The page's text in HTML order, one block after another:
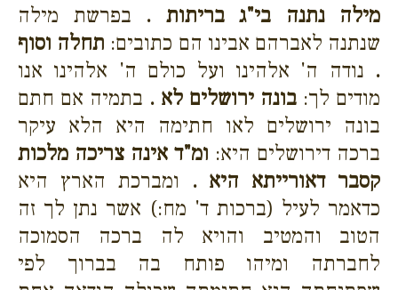
מילה נתנה בי"ג בריתות . בפרשת מילה
שנתנה לאברהם אבינו הם כתובים: תחלה וסוף
. נודה ה' אלהינו ועל כולם ה' אלהינו אנו
מודים לך: בונה ירושלים לא . בתמיה אם חתם
בונה ירושלים לאו חתימה היא הלא עיקר
ברכה דירושלים היא: ומ"ד אינה צריכה מלכות
קסבר דאורייתא היא . ומברכת הארץ היא
כדאמר לעיל (ברכות ד' מח:) אשר נתן לך זה
הטוב והמטיב והויא לה ברכה הסמוכה
לחברתה ומיהו פותח בה בברוך לפי